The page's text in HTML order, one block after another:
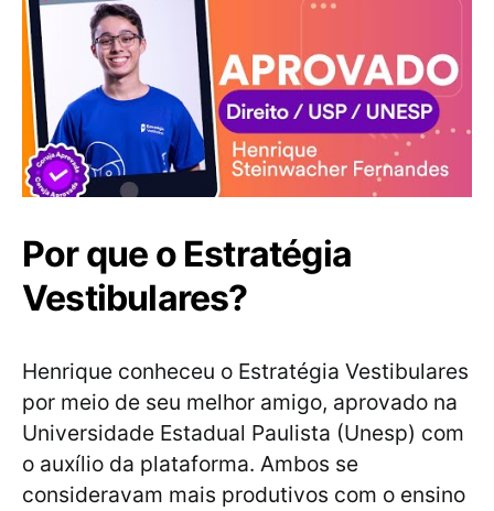
Por que o Estratégia
Vestibulares?
Henrique conheceu o Estratégia Vestibulares
por meio de seu melhor amigo, aprovado na
Universidade Estadual Paulista (Unesp) com
o auxílio da plataforma. Ambos se
consideravam mais produtivos com o ensino